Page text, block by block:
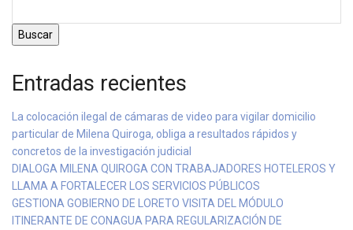
Buscar
Entradas recientes
La colocación ilegal de cámaras de video para vigilar domicilio
particular de Milena Quiroga, obliga a resultados rápidos y
concretos de la investigación judicial
DIALOGA MILENA QUIROGA CON TRABAJADORES HOTELEROS Y
LLAMA A FORTALECER LOS SERVICIOS PÚBLICOS
GESTIONA GOBIERNO DE LORETO VISITA DEL MÓDULO
ITINERANTE DE CONAGUA PARA REGULARIZACIÓN DE